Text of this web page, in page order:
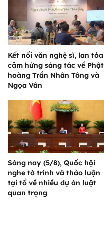
Kết nối văn nghệ sĩ, lan tỏa
cảm hứng sáng tác về Phật
hoàng Trần Nhân Tông và
Ngọa Vân
Sáng nay (5/8), Quốc hội
nghe tờ trình và thảo luận
tại tổ về nhiều dự án luật
quan trọng